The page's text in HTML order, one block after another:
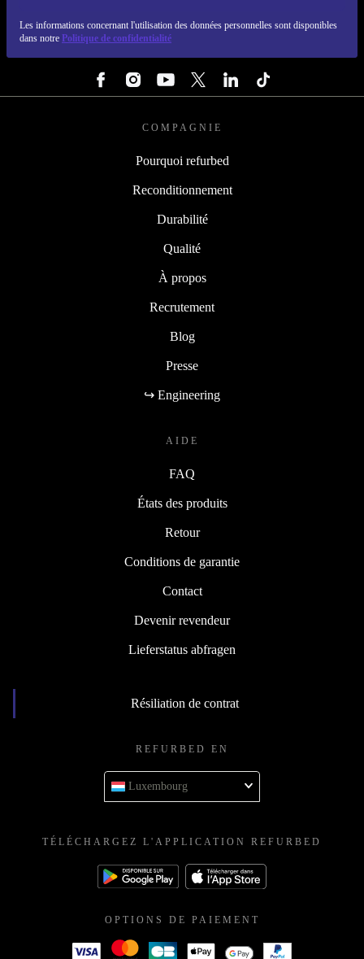
Les informations concernant l'utilisation des données personnelles sont disponibles
dans notre Politique de confidentialité
COMPAGNIE
Pourquoi refurbed
Reconditionnement
Durabilité
Qualité
À propos
Recrutement
Blog
Presse
↪ Engineering
AIDE
FAQ
États des produits
Retour
Conditions de garantie
Contact
Devenir revendeur
Lieferstatus abfragen
Résiliation de contrat
REFURBED EN
Luxembourg
TÉLÉCHARGEZ L'APPLICATION REFURBED
OPTIONS DE PAIEMENT